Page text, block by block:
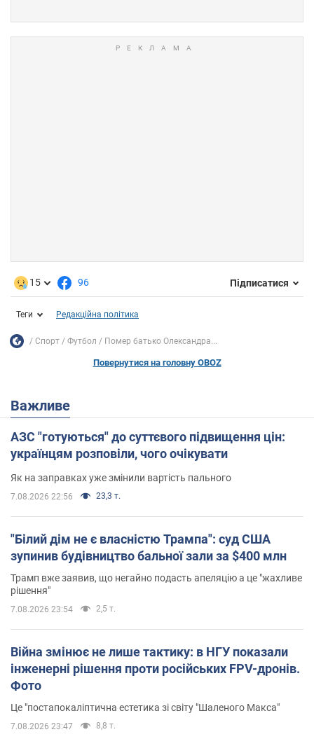
15 96 Підписатися
Теги Редакційна політика
Спорт Футбол Помер батько Олександра...
Повернутися на головну OBOZ
Важливе
АЗС "готуються" до суттєвого підвищення цін:
українцям розповіли, чого очікувати
Як на заправках уже змінили вартість пального
7.08.2026 22:56 23,3 т.
"Білий дім не є власністю Трампа": суд США
зупинив будівництво бальної зали за $400 млн
Трамп вже заявив, що негайно подасть апеляцію а це "жахливе
рішення"
7.08.2026 23:54 2,5 т.
Війна змінює не лише тактику: в НГУ показали
інженерні рішення проти російських FPV-дронів.
Фото
Це "постапокаліптична естетика зі світу "Шаленого Макса"
7.08.2026 23:47 8,8 т.